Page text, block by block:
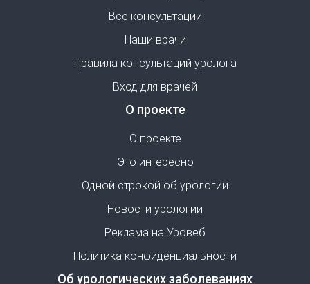
Все консультации
Наши врачи
Правила консультаций уролога
Вход для врачей
О проекте
О проекте
Это интересно
Одной строкой об урологии
Новости урологии
Реклама на Уровеб
Политика конфиденциальности
Об урологических заболеваниях